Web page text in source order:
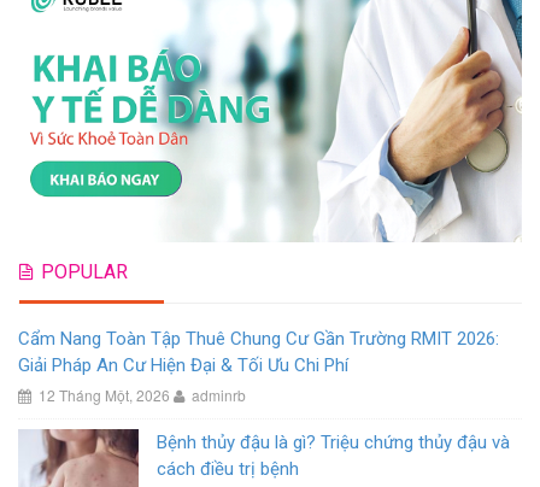
POPULAR
Cẩm Nang Toàn Tập Thuê Chung Cư Gần Trường RMIT 2026:
Giải Pháp An Cư Hiện Đại & Tối Ưu Chi Phí
12 Tháng Một, 2026 adminrb
Bệnh thủy đậu là gì? Triệu chứng thủy đậu và
cách điều trị bệnh